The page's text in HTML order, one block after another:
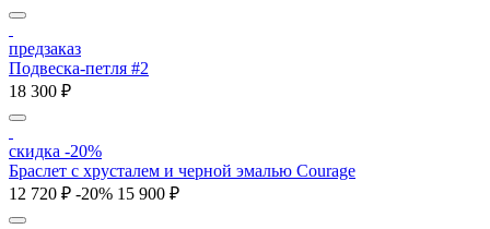
предзаказ
Подвеска-петля #2
18 300 ₽
скидка -20%
Браслет с хрусталем и черной эмалью Courage
12 720 ₽ -20% 15 900 ₽